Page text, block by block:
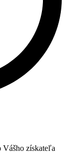
Vášho získateľa